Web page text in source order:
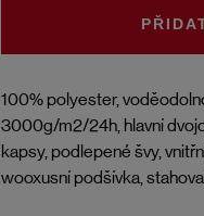
100% polyester,
3000g/m2/24h, hlavní
kapsy, podlepené švy,
wooxusní podšívka,